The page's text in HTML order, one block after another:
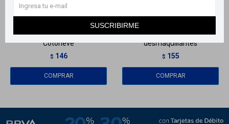
SUSCRIBIRME
Llega MAÑANA
Discos desmaquillantes x50
Cotoneve
$ 146
Zuum Modd x100 discos
desmaquillantes
$ 155